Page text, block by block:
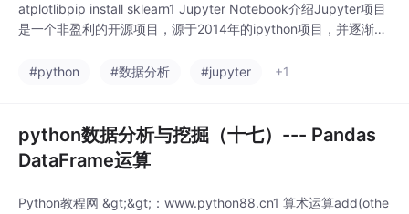
atplotlibpip install sklearn1 Jupyter Notebook介绍Jupyter项目
是一个非盈利的开源项目，源于2014年的ipython项目，并逐渐发
Notebook，原...
#python #数据分析 #jupyter +1
python数据分析与挖掘（十七）--- Pandas
DataFrame运算
Python教程网 &gt;&gt;：www.python88.cn1 算术运算add(othe